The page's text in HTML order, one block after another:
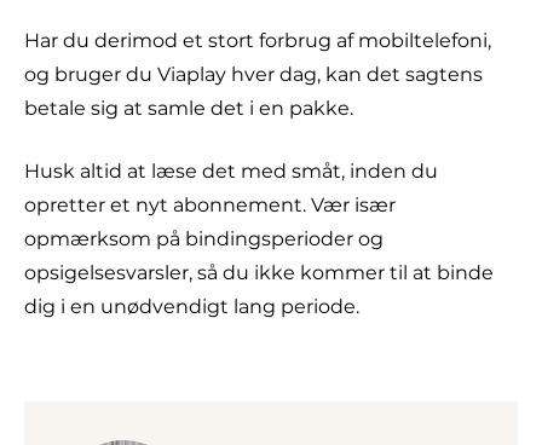
Har du derimod et stort forbrug af mobiltelefoni,
og bruger du Viaplay hver dag, kan det sagtens
betale sig at samle det i en pakke.
Husk altid at læse det med småt, inden du
opretter et nyt abonnement. Vær især
opmærksom på bindingsperioder og
opsigelsesvarsler, så du ikke kommer til at binde
dig i en unødvendigt lang periode.